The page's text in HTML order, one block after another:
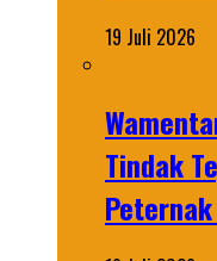
19 Juli 2026
Tindak